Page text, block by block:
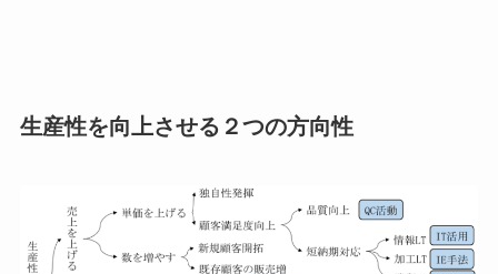
生産性を向上させる２つの方向性